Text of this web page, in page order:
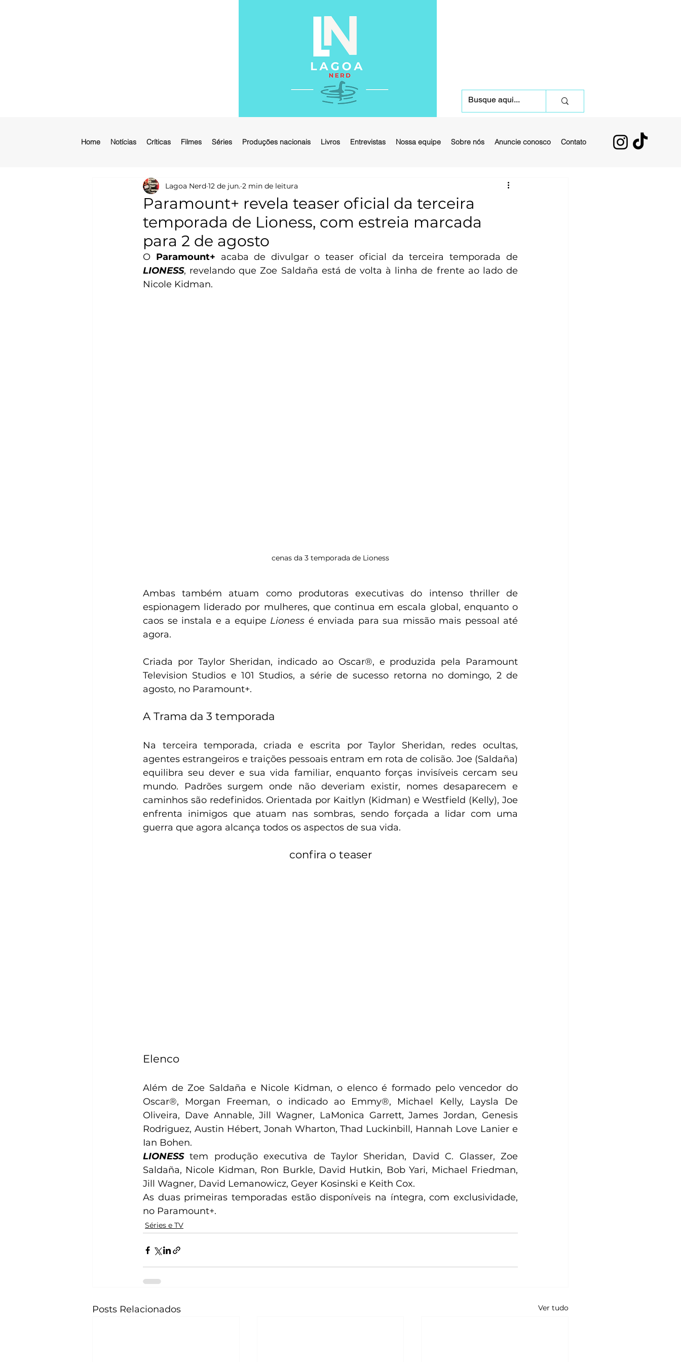
Home Notícias Críticas Filmes Séries Produções nacionais Livros Entrevistas Nossa equipe Sobre nós Anuncie conosco Contato
Paramount+ revela teaser oficial da terceira
temporada de Lioness, com estreia marcada
para 2 de agosto
Lagoa Nerd 12 de jun. 2 min de leitura
O Paramount+ acaba de divulgar o teaser oficial da terceira temporada de
LIONESS, revelando que Zoe Saldaña está de volta à linha de frente ao lado de
Nicole Kidman.
cenas da 3 temporada de Lioness
Ambas também atuam como produtoras executivas do intenso thriller de
espionagem liderado por mulheres, que continua em escala global, enquanto o
caos se instala e a equipe Lioness é enviada para sua missão mais pessoal até
agora.
Criada por Taylor Sheridan, indicado ao Oscar®, e produzida pela Paramount
Television Studios e 101 Studios, a série de sucesso retorna no domingo, 2 de
agosto, no Paramount+.
A Trama da 3 temporada
Na terceira temporada, criada e escrita por Taylor Sheridan, redes ocultas,
agentes estrangeiros e traições pessoais entram em rota de colisão. Joe (Saldaña)
equilibra seu dever e sua vida familiar, enquanto forças invisíveis cercam seu
mundo. Padrões surgem onde não deveriam existir, nomes desaparecem e
caminhos são redefinidos. Orientada por Kaitlyn (Kidman) e Westfield (Kelly), Joe
enfrenta inimigos que atuam nas sombras, sendo forçada a lidar com uma
guerra que agora alcança todos os aspectos de sua vida.
confira o teaser
Elenco
Além de Zoe Saldaña e Nicole Kidman, o elenco é formado pelo vencedor do
Oscar®, Morgan Freeman, o indicado ao Emmy®, Michael Kelly, Laysla De
Oliveira, Dave Annable, Jill Wagner, LaMonica Garrett, James Jordan, Genesis
Rodriguez, Austin Hébert, Jonah Wharton, Thad Luckinbill, Hannah Love Lanier e
Ian Bohen.
LIONESS tem produção executiva de Taylor Sheridan, David C. Glasser, Zoe
Saldaña, Nicole Kidman, Ron Burkle, David Hutkin, Bob Yari, Michael Friedman,
Jill Wagner, David Lemanowicz, Geyer Kosinski e Keith Cox.
As duas primeiras temporadas estão disponíveis na íntegra, com exclusividade,
no Paramount+.
Séries e TV
Posts Relacionados Ver tudo